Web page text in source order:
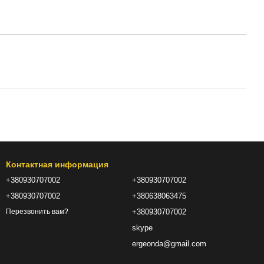
Контактная информация
+380930707002
+380930707002
Перезвонить вам?
+380930707002
+380638063475
+380930707002
skype
ergeonda@gmail.com